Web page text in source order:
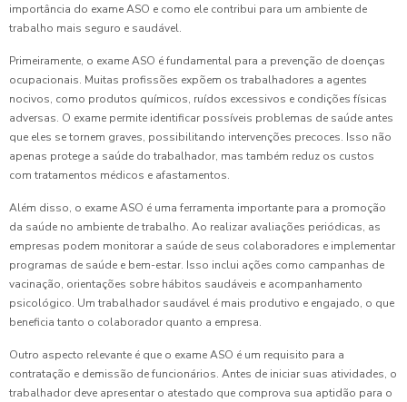
importância do exame ASO e como ele contribui para um ambiente de
trabalho mais seguro e saudável.
Primeiramente, o exame ASO é fundamental para a prevenção de doenças
ocupacionais. Muitas profissões expõem os trabalhadores a agentes
nocivos, como produtos químicos, ruídos excessivos e condições físicas
adversas. O exame permite identificar possíveis problemas de saúde antes
que eles se tornem graves, possibilitando intervenções precoces. Isso não
apenas protege a saúde do trabalhador, mas também reduz os custos
com tratamentos médicos e afastamentos.
Além disso, o exame ASO é uma ferramenta importante para a promoção
da saúde no ambiente de trabalho. Ao realizar avaliações periódicas, as
empresas podem monitorar a saúde de seus colaboradores e implementar
programas de saúde e bem-estar. Isso inclui ações como campanhas de
vacinação, orientações sobre hábitos saudáveis e acompanhamento
psicológico. Um trabalhador saudável é mais produtivo e engajado, o que
beneficia tanto o colaborador quanto a empresa.
Outro aspecto relevante é que o exame ASO é um requisito para a
contratação e demissão de funcionários. Antes de iniciar suas atividades, o
trabalhador deve apresentar o atestado que comprova sua aptidão para o